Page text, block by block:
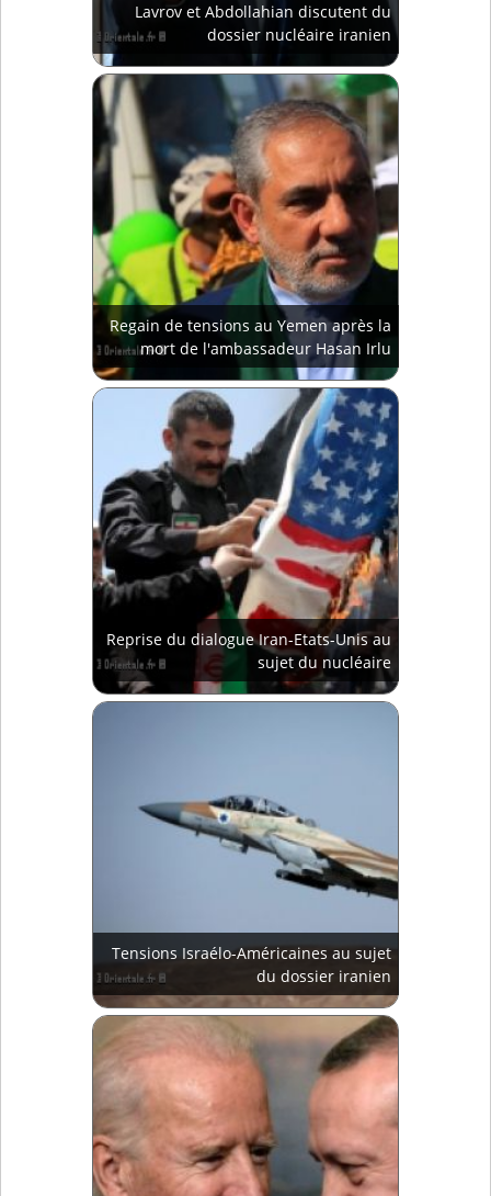
Lavrov et Abdollahian discutent du
dossier nucléaire iranien
Regain de tensions au Yemen après la
mort de l'ambassadeur Hasan Irlu
Reprise du dialogue Iran-Etats-Unis au
sujet du nucléaire
Tensions Israélo-Américaines au sujet
du dossier iranien